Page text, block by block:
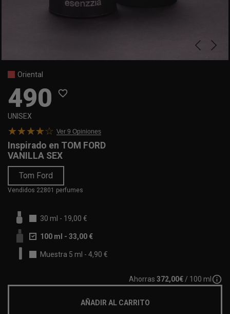
Oriental
490 favorite_border
UNISEX
Ver 9 Opiniones
Inspirado en TOM FORD
VANILLA SEX
Tom Ford
Vendidos 22801 perfumes
30 ml - 19,00 €
100 ml - 33,00 €
Muestra 5 ml - 4,90 €
Ahorras 372,00€ / 100 ml info_outline
AÑADIR AL CARRITO